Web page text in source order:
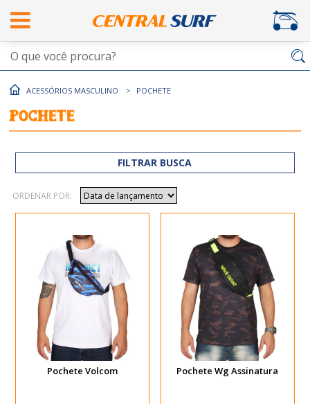
ACESSÓRIOS MASCULINO POCHETE
Pochete
FILTRAR BUSCA
ORDENAR POR:
Pochete Volcom Pochete Wg Assinatura